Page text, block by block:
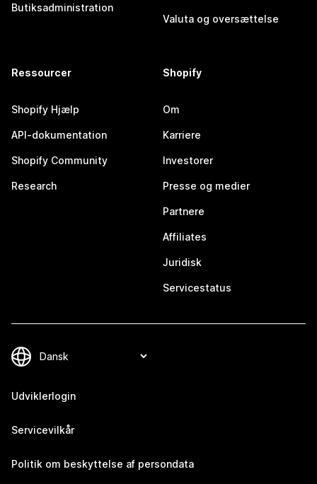
Butiksadministration
Valuta og oversættelse
Ressourcer
Shopify Hjælp
API-dokumentation
Shopify Community
Research
Shopify
Om
Karriere
Investorer
Presse og medier
Partnere
Affiliates
Juridisk
Servicestatus
Udviklerlogin
Servicevilkår
Politik om beskyttelse af persondata